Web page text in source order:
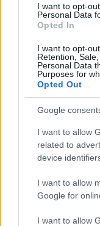
I want to opt-
Personal Data
Opted In
I want to opt-
Retention,
Personal Data
Purposes for
Opted Out
Google
I want to allow
related to
device
I want to allow
Google for
I want to allow
“Paldies,ka
mums ciemos!”
vizītes laikā